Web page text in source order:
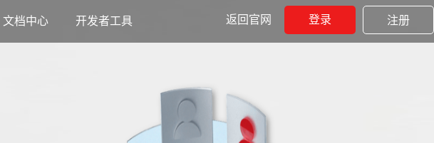
文档中心 开发者工具 返回官网 登录 注册